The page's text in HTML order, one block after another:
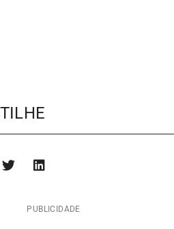
PUBLICIDADE